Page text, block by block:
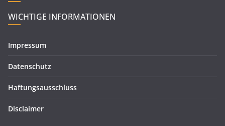
WICHTIGE INFORMATIONEN
Impressum
Datenschutz
Haftungsausschluss
Disclaimer